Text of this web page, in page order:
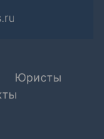
Юристы